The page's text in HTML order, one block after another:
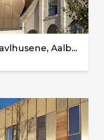
Gavlhusene, Aalborg